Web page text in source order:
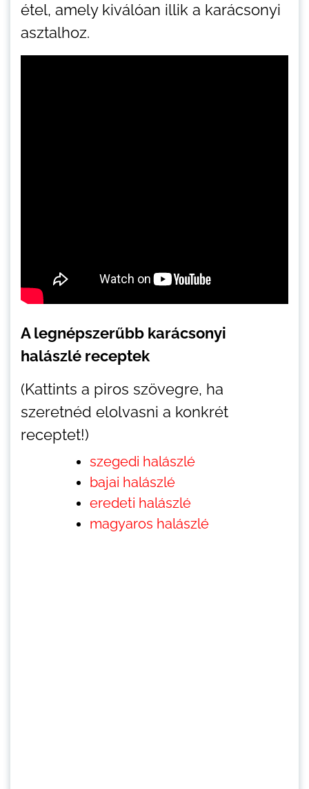
étel, amely kiválóan illik a karácsonyi
asztalhoz.
A legnépszerűbb karácsonyi
halászlé receptek
(Kattints a piros szövegre, ha
szeretnéd elolvasni a konkrét
receptet!)
szegedi halászlé
bajai halászlé
eredeti halászlé
magyaros halászlé